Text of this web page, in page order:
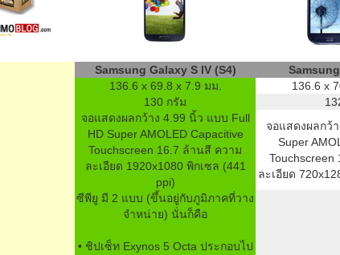
Samsung Galaxy S IV (S4)
136.6 x 69.8 x 7.9 มม.
136.6 x
130 กรัม
จอแสดงผลกว้าง 4.99 นิ้ว แบบ Full
HD Super AMOLED Capacitive
Touchscreen 16.7 ล้านสี ความ
ละเอียด 1920x1080 พิกเซล (441
ppi)
จอแสดงผลกว้
Super
ละเอียด
ซีพียู มี 2 แบบ (ขึ้นอยู่กับภูมิภาคที่วาง
จำหน่าย) นั่นก็คือ
• ชิปเซ็ท Exynos 5 Octa ประกอบไป